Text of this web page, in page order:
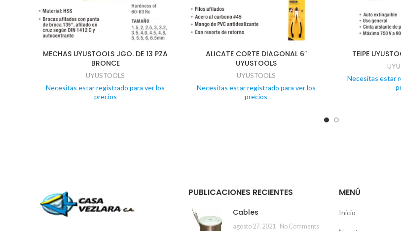
MECHAS UYUSTOOLS JGO. DE 13 PZA
BRONCE
UYUSTOOLS
Necesitas estar registrado para ver los
precios
ALICATE CORTE DIAGONAL 6″
UYUSTOOLS
UYUSTOOLS
Necesitas estar registrado para ver los
precios
TEIPE
Necesitas estar
PUBLICACIONES RECIENTES
Cables
agosto 27, 2021 No Comments
MENÚ
Inicio